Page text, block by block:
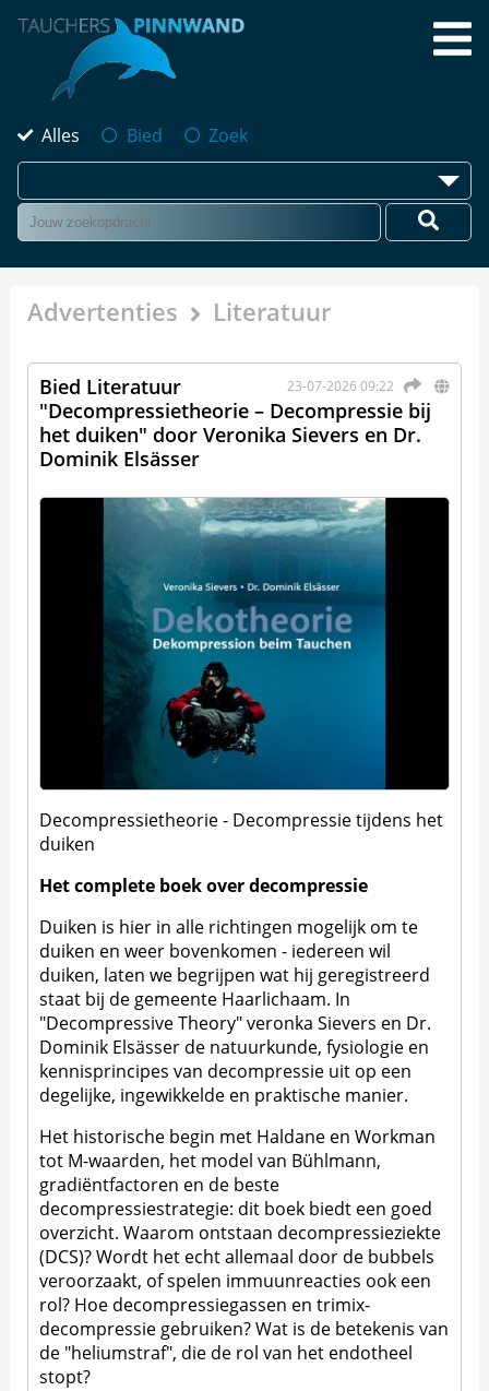
Alles Bied Zoek
Advertenties Literatuur
23-07-2026 09:22
Bied Literatuur
"Decompressietheorie – Decompressie bij
het duiken" door Veronika Sievers en Dr.
Dominik Elsässer
Decompressietheorie - Decompressie tijdens het
duiken
Het complete boek over decompressie
Duiken is hier in alle richtingen mogelijk om te
duiken en weer bovenkomen - iedereen wil
duiken, laten we begrijpen wat hij geregistreerd
staat bij de gemeente Haarlichaam. In
"Decompressive Theory" veronka Sievers en Dr.
Dominik Elsässer de natuurkunde, fysiologie en
kennisprincipes van decompressie uit op een
degelijke, ingewikkelde en praktische manier.
Het historische begin met Haldane en Workman
tot M-waarden, het model van Bühlmann,
gradiëntfactoren en de beste
decompressiestrategie: dit boek biedt een goed
overzicht. Waarom ontstaan decompressieziekte
(DCS)? Wordt het echt allemaal door de bubbels
veroorzaakt, of spelen immuunreacties ook een
rol? Hoe decompressiegassen en trimix-
decompressie gebruiken? Wat is de betekenis van
de "heliumstraf", die de rol van het endotheel
stopt?